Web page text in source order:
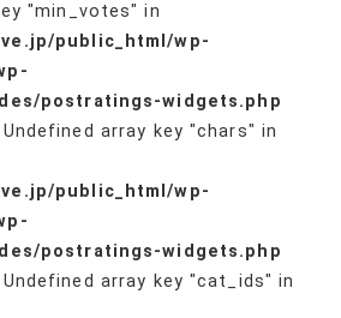
"min_votes" in
public_html/wp-
postratings-widgets.php
Undefined array key "chars" in
public_html/wp-
postratings-widgets.php
Undefined array key "cat_ids" in